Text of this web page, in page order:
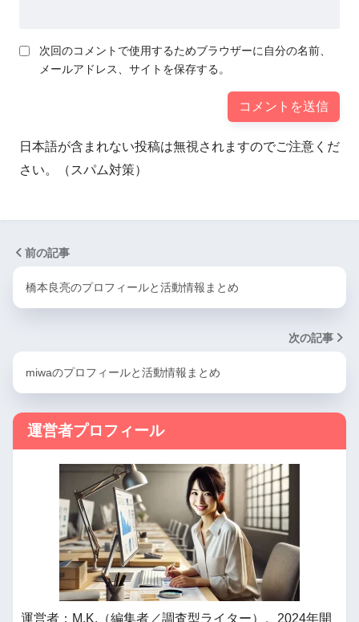
次回のコメントで使用するためブラウザーに自分の名前、
メールアドレス、サイトを保存する。
日本語が含まれない投稿は無視されますのでご注意くだ
さい。（スパム対策）
前の記事
橋本良亮のプロフィールと活動情報まとめ
次の記事
miwaのプロフィールと活動情報まとめ
運営者プロフィール
運営者：M.K.（編集者／調査型ライター）。2024年開